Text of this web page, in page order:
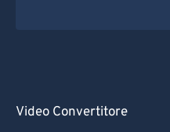
Video Convertitore